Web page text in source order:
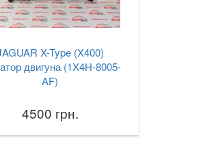
X-Type (X400)
двигуна (1X4H-8005-
AF)
4500 грн.